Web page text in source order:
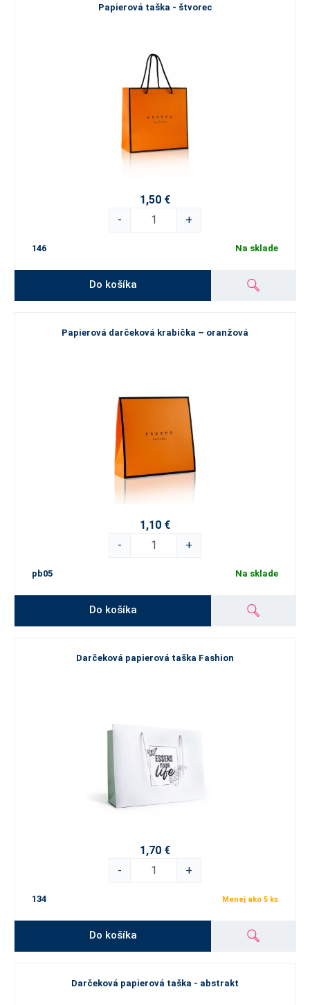
Papierová taška - štvorec
1,50 €
-
+
146 Na sklade
Do košíka
Papierová darčeková krabička – oranžová
1,10 €
-
+
pb05 Na sklade
Do košíka
Darčeková papierová taška Fashion
1,70 €
-
+
134 Menej ako 5 ks
Do košíka
Darčeková papierová taška - abstrakt